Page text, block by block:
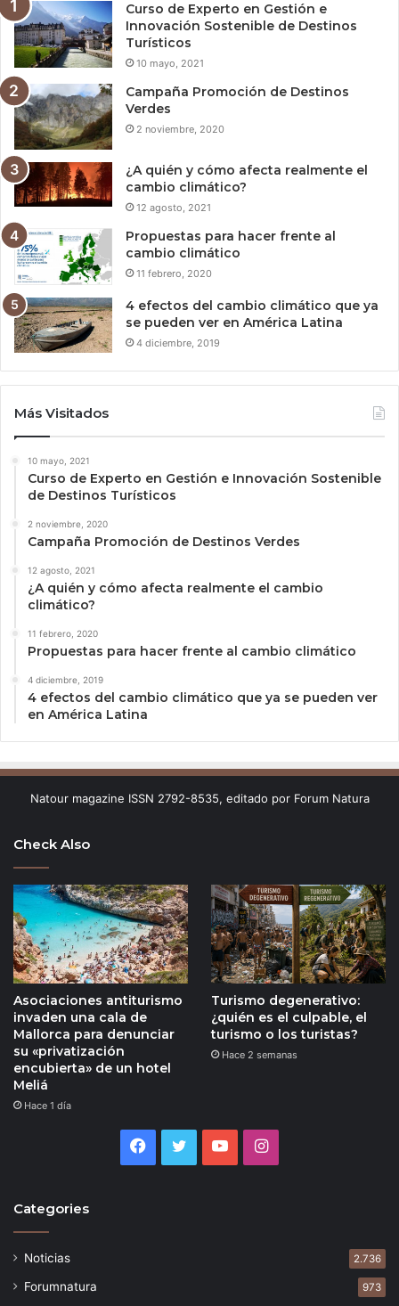
Curso de Experto en Gestión e
Innovación Sostenible de Destinos
Turísticos
10 mayo, 2021
Campaña Promoción de Destinos
Verdes
2 noviembre, 2020
¿A quién y cómo afecta realmente el
cambio climático?
12 agosto, 2021
Propuestas para hacer frente al
cambio climático
11 febrero, 2020
4 efectos del cambio climático que ya
se pueden ver en América Latina
4 diciembre, 2019
Más Visitados
10 mayo, 2021
Curso de Experto en Gestión e Innovación Sostenible
de Destinos Turísticos
2 noviembre, 2020
Campaña Promoción de Destinos Verdes
12 agosto, 2021
¿A quién y cómo afecta realmente el cambio
climático?
11 febrero, 2020
Propuestas para hacer frente al cambio climático
4 diciembre, 2019
4 efectos del cambio climático que ya se pueden ver
en América Latina
Natour magazine ISSN 2792-8535, editado por Forum Natura
Check Also
Asociaciones antiturismo
invaden una cala de
Mallorca para denunciar
su «privatización
encubierta» de un hotel
Meliá
Hace 1 día
Turismo degenerativo:
¿quién es el culpable, el
turismo o los turistas?
Hace 2 semanas
Facebook
TwitterYouTubeInstagram
Categories
Noticias 2.736
Forumnatura 973